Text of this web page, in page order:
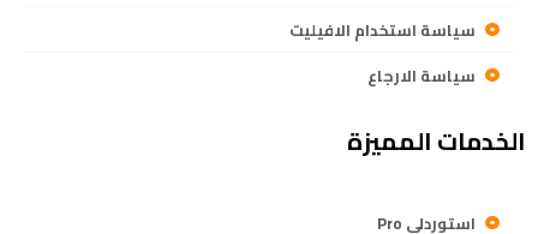
سياسة استخدام الافيليت
سياسة الارجاع
الخدمات المميزة
استوردلي Pro